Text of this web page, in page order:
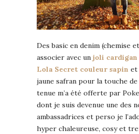
Des basic en denim (chemise
associer avec un joli cardigan
Lola Secret couleur sapin et
jaune safran pour la touche
tenue m’a été offerte par
dont je suis devenue une des
ambassadrices et perso je
hyper chaleureuse, cosy et